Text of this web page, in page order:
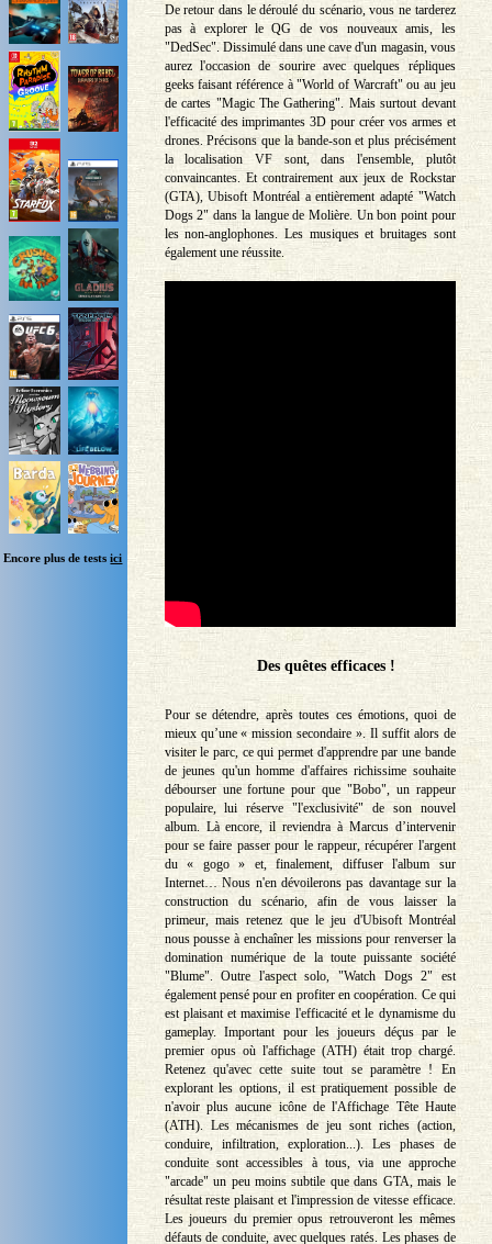
Encore plus de testsici
De retour dans le déroulé du scénario, vous ne tarderez
pas à explorer le QG de vos nouveaux amis, les
"DedSec". Dissimulé dans une cave d'un magasin, vous
aurez l'occasion de sourire avec quelques répliques
geeks faisant référence à "World of Warcraft" ou au jeu
de cartes "Magic The Gathering". Mais surtout devant
l'efficacité des imprimantes 3D pour créer vos armes et
drones. Précisons que la bande-son et plus précisément
la localisation VF sont, dans l'ensemble, plutôt
convaincantes. Et contrairement aux jeux de Rockstar
(GTA), Ubisoft Montréal a entièrement adapté "Watch
Dogs 2" dans la langue de Molière. Un bon point pour
les non-anglophones. Les musiques et bruitages sont
également une réussite.
Des quêtes efficaces !
Pour se détendre, après toutes ces émotions, quoi de
mieux qu’une « mission secondaire ». Il suffit alors de
visiter le parc, ce qui permet d'apprendre par une bande
de jeunes qu'un homme d'affaires richissime souhaite
débourser une fortune pour que "Bobo", un rappeur
populaire, lui réserve "l'exclusivité" de son nouvel
album. Là encore, il reviendra à Marcus d’intervenir
pour se faire passer pour le rappeur, récupérer l'argent
du « gogo » et, finalement, diffuser l'album sur
Internet… Nous n'en dévoilerons pas davantage sur la
construction du scénario, afin de vous laisser la
primeur, mais retenez que le jeu d'Ubisoft Montréal
nous pousse à enchaîner les missions pour renverser la
domination numérique de la toute puissante société
"Blume". Outre l'aspect solo, "Watch Dogs 2" est
également pensé pour en profiter en coopération. Ce qui
est plaisant et maximise l'efficacité et le dynamisme du
gameplay. Important pour les joueurs déçus par le
premier opus où l'affichage (ATH) était trop chargé.
Retenez qu'avec cette suite tout se paramètre ! En
explorant les options, il est pratiquement possible de
n'avoir plus aucune icône de l'Affichage Tête Haute
(ATH). Les mécanismes de jeu sont riches (action,
conduire, infiltration, exploration...). Les phases de
conduite sont accessibles à tous, via une approche
"arcade" un peu moins subtile que dans GTA, mais le
résultat reste plaisant et l'impression de vitesse efficace.
Les joueurs du premier opus retrouveront les mêmes
défauts de conduite, avec quelques ratés. Les phases de